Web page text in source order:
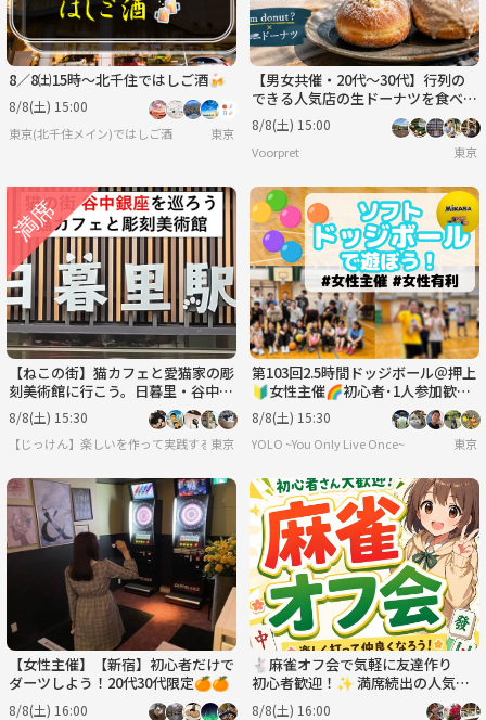
8／8㈯15時〜北千住ではしご酒🍻
8/8(土) 15:00
東京(北千住メイン)ではしご酒 東京
【男女共催・20代〜30代】行列の
できる人気店の生ドーナツを食べ比
べ😋I'm donut？とユニドーナツ
🍩☕️
8/8(土) 15:00
Voorpret 東京
【ねこの街】猫カフェと愛猫家の彫
刻美術館に行こう。日暮里・谷中ぎ
んざ商店街を散策〈8月8日(土)15:3
0〉
8/8(土) 15:30
【じっけん】楽しいを作って実践する研究会
東京
第103回2.5時間ドッジボール＠押上
🔰女性主催🌈初心者･1人参加歓迎
│国際交流🉑
8/8(土) 15:30
YOLO ~You Only Live Once~ 東京
【女性主催】【新宿】初心者だけで
ダーツしよう！20代30代限定🍊🍊
8/8(土) 16:00
🐇麻雀オフ会で気軽に友達作り
初心者歓迎！✨ 満席続出の人気イ
ベント！
8/8(土) 16:00